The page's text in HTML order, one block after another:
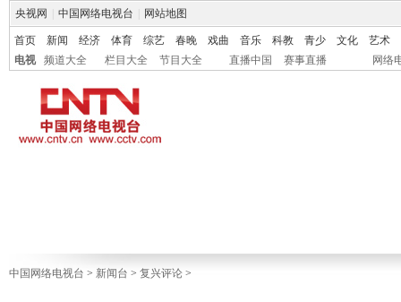
央视网 中国网络电视台 网站地图
首页 新闻 经济 体育 综艺 春晚 戏曲 音乐 科教 青少 文化
艺术
电视
频道大全 栏目大全 节目大全 直播中国 赛事直播 网络
中国网络电视台 > 新闻台 > 复兴评论 >